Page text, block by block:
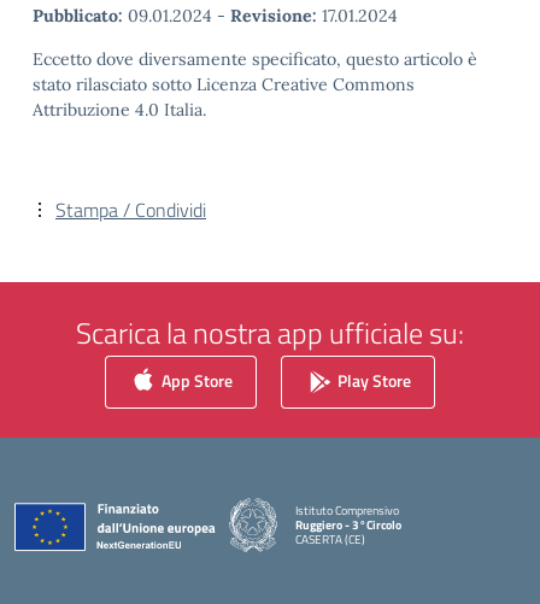
Pubblicato: 09.01.2024 - Revisione: 17.01.2024
Eccetto dove diversamente specificato, questo articolo è
stato rilasciato sotto Licenza Creative Commons
Attribuzione 4.0 Italia.
Stampa / Condividi
Scarica la nostra app ufficiale su:
App Store Play Store
Istituto Comprensivo
Ruggiero - 3°Circolo
CASERTA (CE)